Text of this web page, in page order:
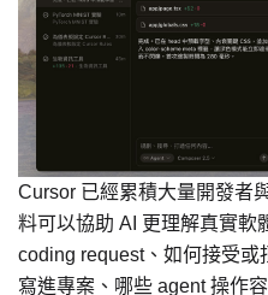
Cursor 已經累積大量開發者
料可以協助 AI 更理解真實軟
coding request、如何接受或
寫進專案、哪些 agent 操作